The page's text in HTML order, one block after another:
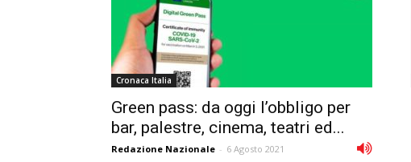
Cronaca Italia
Green pass: da oggi l’obbligo per
bar, palestre, cinema, teatri ed...
Redazione Nazionale - 6 Agosto 2021